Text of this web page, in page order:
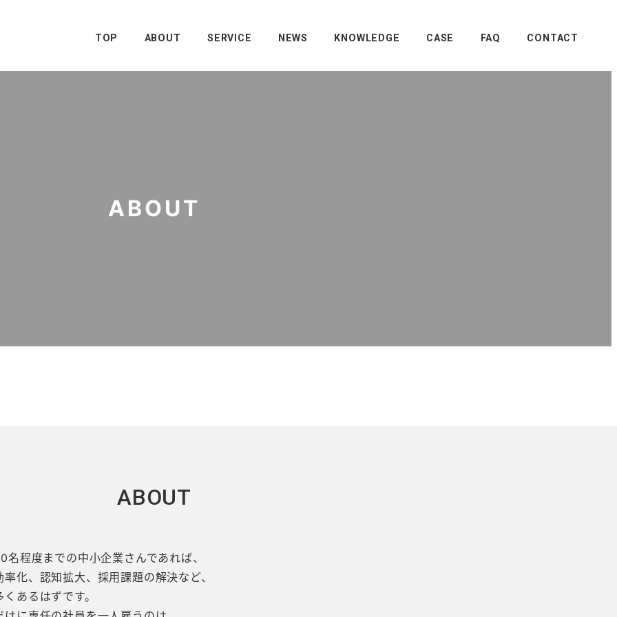
TOP ABOUT SERVICE NEWS KNOWLEDGE CASE FAQ CONTACT
ABOUT
ABOUT
程度までの中小企業さんであれば、
化、認知拡大、採用課題の解決など、
あるはずです。